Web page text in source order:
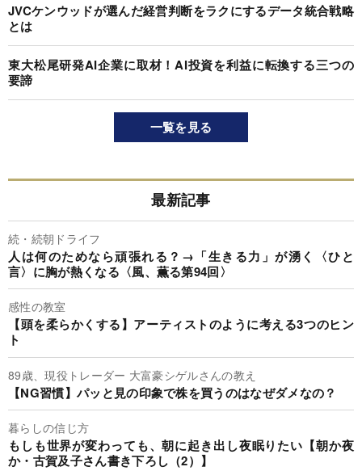
JVCケンウッドが選んだ経営判断をラクにするデータ統合戦略
とは
東大松尾研発AI企業に取材！AI投資を利益に転換する三つの
要諦
一覧を見る
最新記事
続・続朝ドライフ
人は何のためなら頑張れる？→「生きる力」が湧く〈ひと
言〉に胸が熱くなる〈風、薫る第94回〉
感性の教室
【頭を柔らかくする】アーティストのように考える3つのヒン
ト
89歳、現役トレーダー 大富豪シゲルさんの教え
【NG習慣】パッと見の印象で株を買うのはなぜダメなの？
暮らしの信じ方
もしも世界が変わっても、朝に起き出し夜眠りたい【朝か夜
か・古賀及子さん書き下ろし（2）】